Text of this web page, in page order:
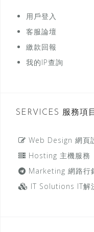
用戶登入
客服論壇
繳款回報
我的IP查詢
SERVICES 服務項目
Web Design 網頁
Hosting 主機服務
Marketing 網路行
IT Solutions IT解